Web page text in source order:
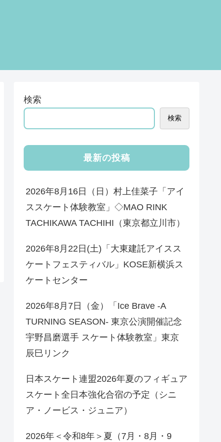
検索
検索
最新の投稿
2026年8月16日（日）村上佳菜子「アイ
ススケート体験教室」◇MAO RINK
TACHIKAWA TACHIHI（東京都立川市）
2026年8月22日(土)「大東建託アイスス
ケートフェスティバル」KOSE新横浜ス
ケートセンター
2026年8月7日（金）「Ice Brave -A
TURNING SEASON- 東京公演開催記念
宇野昌磨選手 スケート体験教室」東京
辰巳リンク
日本スケート連盟2026年夏のフィギュア
スケート全日本強化合宿の予定（シニ
ア・ノービス・ジュニア）
2026年＜令和8年＞夏（7月・8月・9